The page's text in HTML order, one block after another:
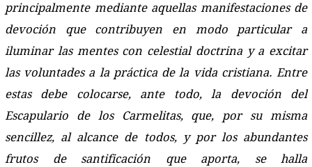
principalmente mediante aquellas manifestaciones de
devoción que contribuyen en modo particular a
iluminar las mentes con celestial doctrina y a excitar
las voluntades a la práctica de la vida cristiana. Entre
estas debe colocarse, ante todo, la devoción del
Escapulario de los Carmelitas, que, por su misma
sencillez, al alcance de todos, y por los abundantes
frutos de santificación que aporta, se halla